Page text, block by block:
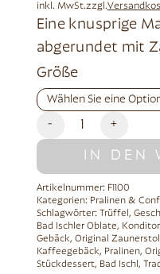
inkl. MwSt.zzgl.
Eine knusprige
abgerundet mit
Größe
- +
IN DEN
Alternative:
Artikelnummer: F1100
Kategorien: Pralinen &
Schlagwörter: Trüffel ,
Bad Ischler Oblate,
Gebäck, Original
Kaffeegebäck, Pralinen,
Stückdessert, Bad Ischl ,